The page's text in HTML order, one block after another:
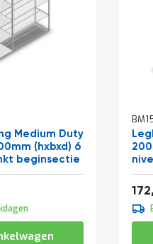
Medium Duty
(hxbxd) 6
beginsectie